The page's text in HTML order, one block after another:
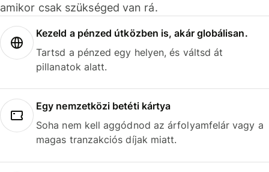
amikor csak szükséged van rá.
Kezeld a pénzed útközben is, akár globálisan.
Tartsd a pénzed egy helyen, és váltsd át
pillanatok alatt.
Egy nemzetközi betéti kártya
Soha nem kell aggódnod az árfolyamfelár vagy a
magas tranzakciós díjak miatt.